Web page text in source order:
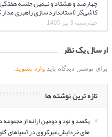
چهارصد و هشتاد و نهمین جلسه
کاشی‌گر (استانداردسازی راهبری مدار
چهارشنبه 3 تیر 1405
ارسال یک نظر
برای نوشتن دیدگاه باید وارد بشوید
تازه ترین نوشته ها
یکصد و نود و دومین ارائه از مجموعه
های خردایش غیرکروی در آسیاهای